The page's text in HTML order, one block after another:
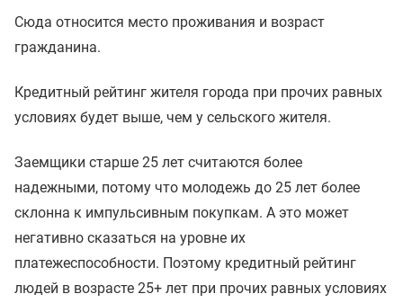
Сюда относится место проживания и возраст
гражданина.
Кредитный рейтинг жителя города при прочих равных
условиях будет выше, чем у сельского жителя.
Заемщики старше 25 лет считаются более
надежными, потому что молодежь до 25 лет более
склонна к импульсивным покупкам. А это может
негативно сказаться на уровне их
платежеспособности. Поэтому кредитный рейтинг
людей в возрасте 25+ лет при прочих равных условиях